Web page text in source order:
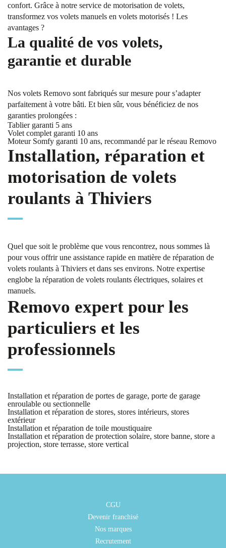
confort. Grâce à notre service de motorisation de volets,
transformez vos volets manuels en volets motorisés ! Les
avantages ?
La qualité de vos volets,
garantie et durable
Nos volets Removo sont fabriqués sur mesure pour s’adapter
parfaitement à votre bâti. Et bien sûr, vous bénéficiez de nos
garanties prolongées :
Tablier garanti 5 ans
Volet complet garanti 10 ans
Moteur Somfy garanti 10 ans, recommandé par le réseau Removo
Installation, réparation et
motorisation de volets
roulants à Thiviers
Quel que soit le problème que vous rencontrez, nous sommes là
pour vous offrir une assistance rapide en matière de réparation de
volets roulants à Thiviers et dans ses environs. Notre expertise
englobe la réparation de volets roulants électriques, solaires et
manuels.
Removo expert pour les
particuliers et les
professionnels
Installation et réparation de portes de garage, porte de garage
enroulable ou sectionnelle
Installation et réparation de stores, stores intérieurs, stores
extérieur
Installation et réparation de toile moustiquaire
Installation et réparation de protection solaire, store banne, store a
projection, store terrasse, store vertical
CGU
Devenir franchisé
Nos marques
Recrutement